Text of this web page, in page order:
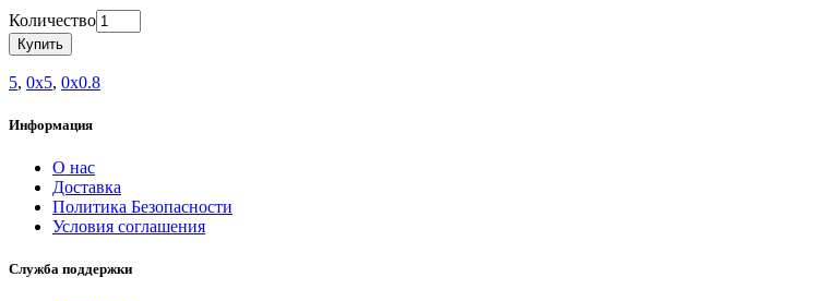
Количество
Купить
5, 0x5, 0x0.8
Информация
О нас
Доставка
Политика Безопасности
Условия соглашения
Служба поддержки